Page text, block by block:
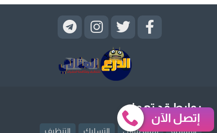
روابط قد تهمك
الرئيسية ترميم منازل التسليك التنظيف
إتصل الآن